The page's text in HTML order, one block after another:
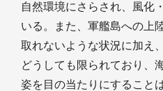
自然環境にさらされ、風化
いる。また、軍艦島への上
取れないような状況に加え
どうしても限られており、
姿を目の当たりにすること